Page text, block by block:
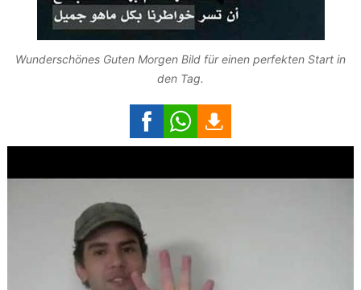
Wunderschönes Guten Morgen Bild für einen perfekten Start in
den Tag.